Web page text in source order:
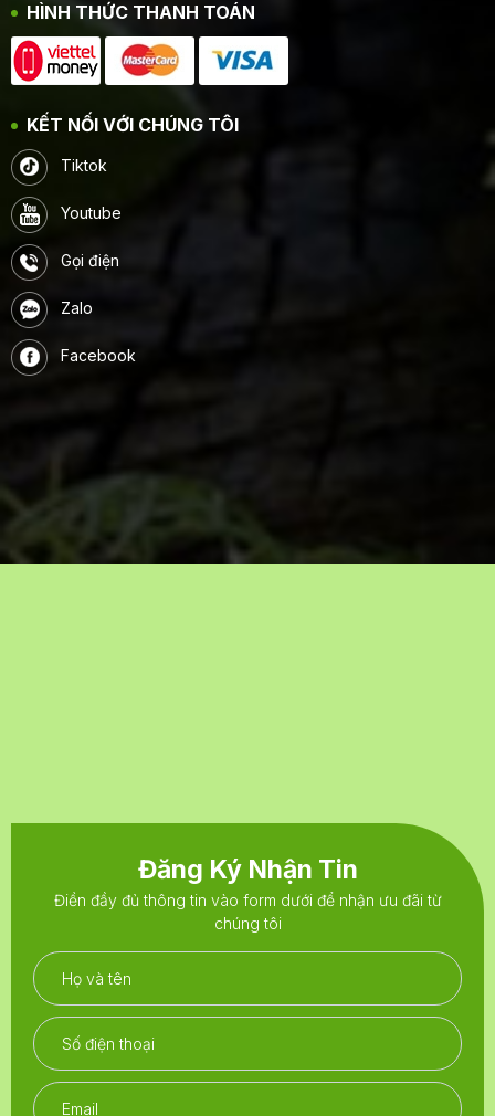
HÌNH THỨC THANH TOÁN
KẾT NỐI VỚI CHÚNG TÔI
Tiktok
Youtube
Gọi điện
Zalo
Facebook
Đăng Ký Nhận Tin
Điền đầy đủ thông tin vào form dưới để nhận ưu đãi từ
chúng tôi